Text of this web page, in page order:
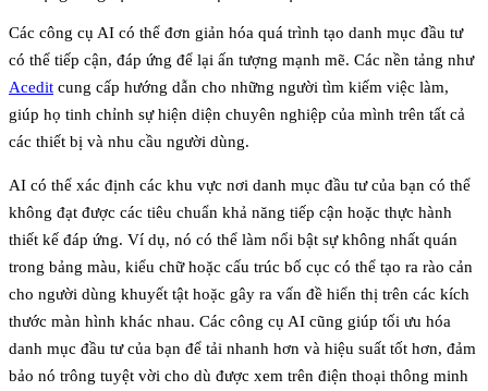
Các công cụ AI có thể đơn giản hóa quá trình tạo danh mục đầu tư
có thể tiếp cận, đáp ứng để lại ấn tượng mạnh mẽ. Các nền tảng như
Acedit cung cấp hướng dẫn cho những người tìm kiếm việc làm,
giúp họ tinh chỉnh sự hiện diện chuyên nghiệp của mình trên tất cả
các thiết bị và nhu cầu người dùng.
AI có thể xác định các khu vực nơi danh mục đầu tư của bạn có thể
không đạt được các tiêu chuẩn khả năng tiếp cận hoặc thực hành
thiết kế đáp ứng. Ví dụ, nó có thể làm nổi bật sự không nhất quán
trong bảng màu, kiểu chữ hoặc cấu trúc bố cục có thể tạo ra rào cản
cho người dùng khuyết tật hoặc gây ra vấn đề hiển thị trên các kích
thước màn hình khác nhau. Các công cụ AI cũng giúp tối ưu hóa
danh mục đầu tư của bạn để tải nhanh hơn và hiệu suất tốt hơn, đảm
bảo nó trông tuyệt vời cho dù được xem trên điện thoại thông minh